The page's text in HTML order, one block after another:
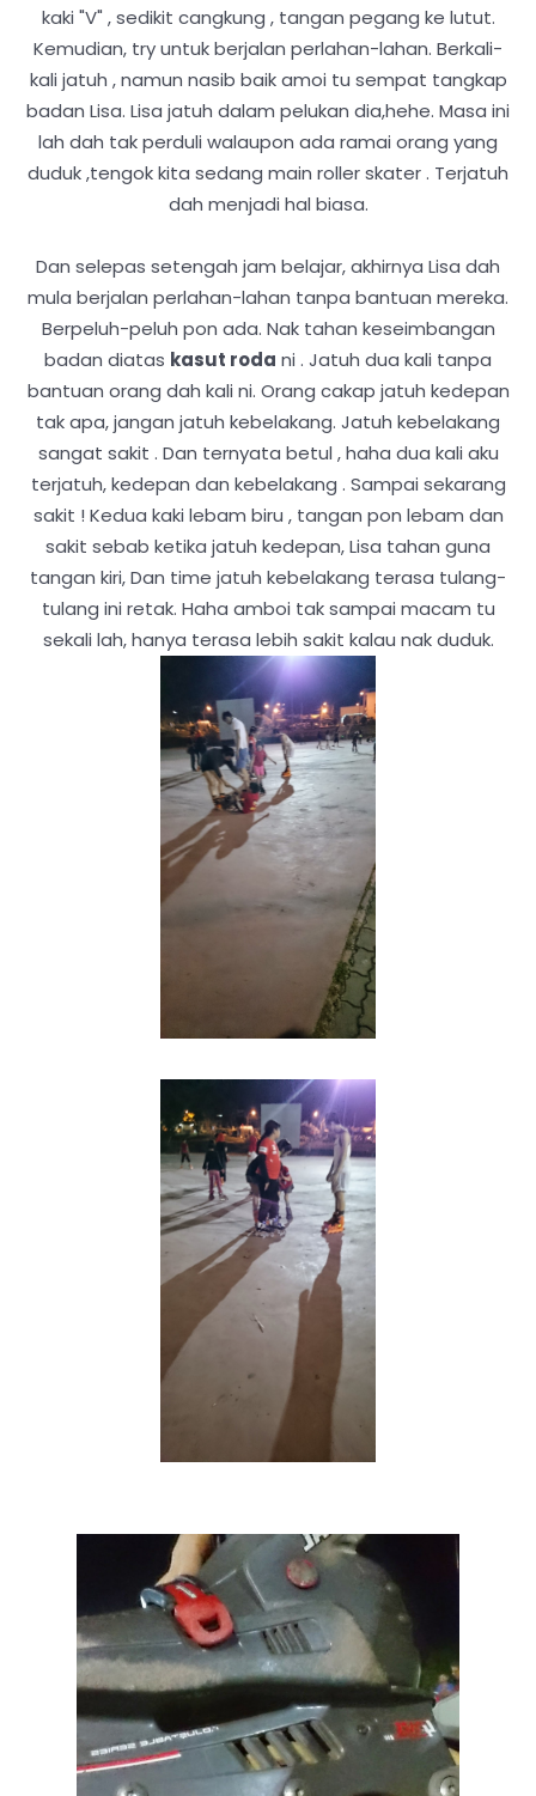
kaki "V" , sedikit cangkung , tangan pegang ke lutut.
Kemudian, try untuk berjalan perlahan-lahan. Berkali-
kali jatuh , namun nasib baik amoi tu sempat tangkap
badan Lisa. Lisa jatuh dalam pelukan dia,hehe. Masa ini
lah dah tak perduli walaupon ada ramai orang yang
duduk ,tengok kita sedang main roller skater . Terjatuh
dah menjadi hal biasa.
Dan selepas setengah jam belajar, akhirnya Lisa dah
mula berjalan perlahan-lahan tanpa bantuan mereka.
Berpeluh-peluh pon ada. Nak tahan keseimbangan
badan diatas kasut roda ni . Jatuh dua kali tanpa
bantuan orang dah kali ni. Orang cakap jatuh kedepan
tak apa, jangan jatuh kebelakang. Jatuh kebelakang
sangat sakit . Dan ternyata betul , haha dua kali aku
terjatuh, kedepan dan kebelakang . Sampai sekarang
sakit ! Kedua kaki lebam biru , tangan pon lebam dan
sakit sebab ketika jatuh kedepan, Lisa tahan guna
tangan kiri, Dan time jatuh kebelakang terasa tulang-
tulang ini retak. Haha amboi tak sampai macam tu
sekali lah, hanya terasa lebih sakit kalau nak duduk.